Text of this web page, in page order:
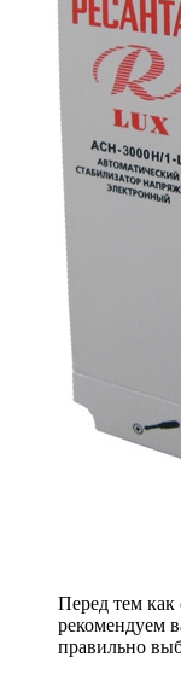
Перед тем как
рекомендуем
правильно